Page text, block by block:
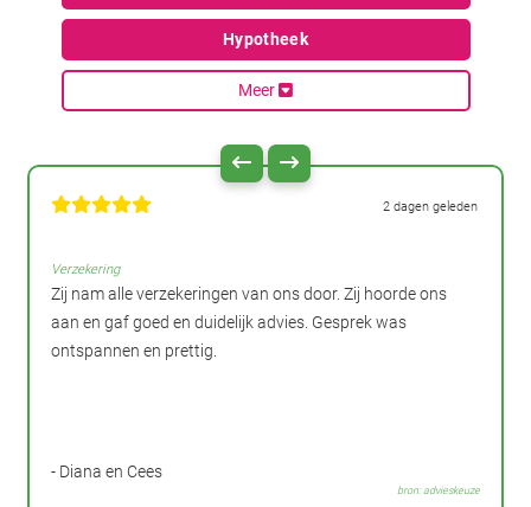
Hypotheek
Meer
2 dagen geleden
Verzekering
Zij nam alle verzekeringen van ons door. Zij hoorde ons
aan en gaf goed en duidelijk advies. Gesprek was
ontspannen en prettig.
- Diana en Cees
bron: advieskeuze